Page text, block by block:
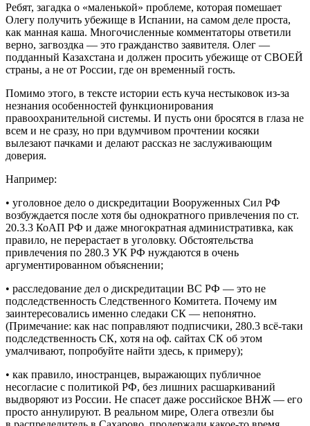
Ребят, загадка о «маленькой» проблеме, которая помешает
Олегу получить убежище в Испании, на самом деле проста,
как манная каша. Многочисленные комментаторы ответили
верно, загвоздка — это гражданство заявителя. Олег —
подданный Казахстана и должен просить убежище от СВОЕЙ
страны, а не от России, где он временный гость.
Помимо этого, в тексте истории есть куча нестыковок из-за
незнания особенностей функционирования
правоохранительной системы. И пусть они бросятся в глаза не
всем и не сразу, но при вдумчивом прочтении косяки
вылезают пачками и делают рассказ не заслуживающим
доверия.
Например:
• уголовное дело о дискредитации Вооруженных Сил РФ
возбуждается после хотя бы однократного привлечения по ст.
20.3.3 КоАП РФ и даже многократная административка, как
правило, не перерастает в уголовку. Обстоятельства
привлечения по 280.3 УК РФ нуждаются в очень
аргументированном объяснении;
• расследование дел о дискредитации ВС РФ — это не
подследственность Следственного Комитета. Почему им
заинтересовались именно следаки СК — непонятно.
(Примечание: как нас поправляют подписчики, 280.3 всё-таки
подследственность СК, хотя на оф. сайтах СК об этом
умалчивают, попробуйте найти здесь, к примеру);
• как правило, иностранцев, выражающих публичное
несогласие с политикой РФ, без лишних расшаркиваний
выдворяют из России. Не спасет даже российское ВНЖ — его
просто аннулируют. В реальном мире, Олега отвезли бы